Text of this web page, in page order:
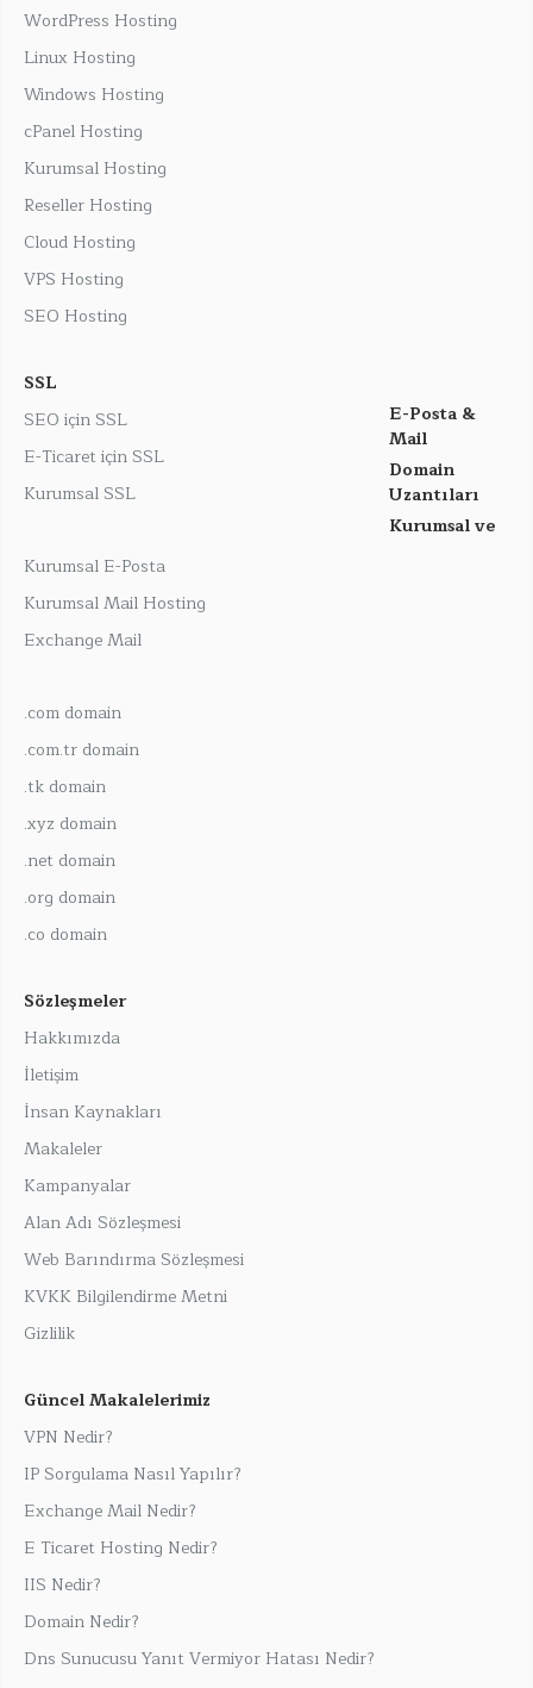
WordPress Hosting
Linux Hosting
Windows Hosting
cPanel Hosting
Kurumsal Hosting
Reseller Hosting
Cloud Hosting
VPS Hosting
SEO Hosting
SSL
SEO için SSL
E-Ticaret için SSL
Kurumsal SSL
E-Posta &
Mail
Kurumsal E-Posta
Kurumsal Mail Hosting
Exchange Mail
Domain
Uzantıları
.com domain
.com.tr domain
.tk domain
.xyz domain
.net domain
.org domain
.co domain
Kurumsal ve
Sözleşmeler
Hakkımızda
İletişim
İnsan Kaynakları
Makaleler
Kampanyalar
Alan Adı Sözleşmesi
Web Barındırma Sözleşmesi
KVKK Bilgilendirme Metni
Gizlilik
Güncel Makalelerimiz
VPN Nedir?
IP Sorgulama Nasıl Yapılır?
Exchange Mail Nedir?
E Ticaret Hosting Nedir?
IIS Nedir?
Domain Nedir?
Dns Sunucusu Yanıt Vermiyor Hatası Nedir?